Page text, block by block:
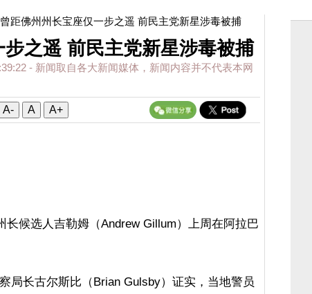
距佛州州长宝座仅一步之遥 前民主党新星涉毒被捕
之遥 前民主党新星涉毒被捕
- 新闻取自各大新闻媒体，新闻内容并不代表本网
A- A A+
候选人吉勒姆（Andrew Gillum）上周在阿拉巴
局长古尔斯比（Brian Gulsby）证实，当地警员